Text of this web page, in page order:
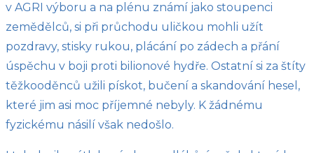
v AGRI výboru a na plénu známí jako stoupenci
zemědělců, si při průchodu uličkou mohli užít
pozdravy, stisky rukou, plácání po zádech a přání
úspěchu v boji proti bilionové hydře. Ostatní si za štíty
těžkooděnců užili pískot, bučení a skandování hesel,
které jim asi moc příjemné nebyly. K žádnému
fyzickému násilí však nedošlo.